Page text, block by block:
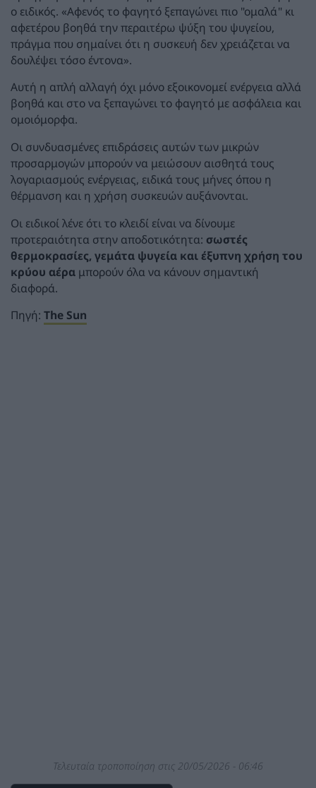
ο ειδικός. «Αφενός το φαγητό ξεπαγώνει πιο "ομαλά" κι
αφετέρου βοηθά την περαιτέρω ψύξη του ψυγείου,
πράγμα που σημαίνει ότι η συσκευή δεν χρειάζεται να
δουλέψει τόσο έντονα».
Αυτή η απλή αλλαγή όχι μόνο εξοικονομεί ενέργεια αλλά
βοηθά και στο να ξεπαγώνει το φαγητό με ασφάλεια και
ομοιόμορφα.
Οι συνδυασμένες επιδράσεις αυτών των μικρών
προσαρμογών μπορούν να μειώσουν αισθητά τους
λογαριασμούς ενέργειας, ειδικά τους μήνες όπου η
θέρμανση και η χρήση συσκευών αυξάνονται.
Οι ειδικοί λένε ότι το κλειδί είναι να δίνουμε
προτεραιότητα στην αποδοτικότητα: σωστές
θερμοκρασίες, γεμάτα ψυγεία και έξυπνη χρήση του
κρύου αέρα μπορούν όλα να κάνουν σημαντική
διαφορά.
Πηγή: The Sun
Τελευταία τροποποίηση στις 20/05/2026 - 06:46